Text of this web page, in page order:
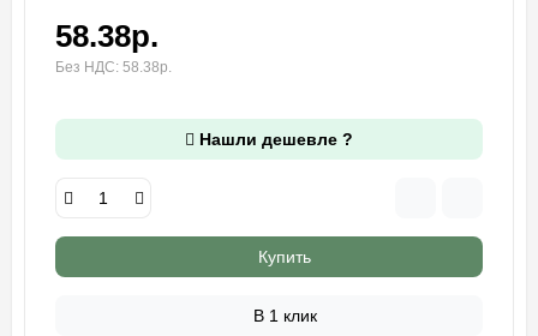
58.38р.
Без НДС: 58.38р.
Нашли дешевле ?
Купить
В 1 клик